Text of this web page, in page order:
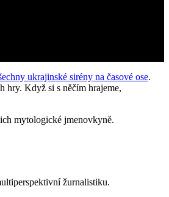
ukrajinské sirény na časové ose.
hry. Když si s něčím hrajeme,
mytologické jmenovkyně.
žurnalistiku.